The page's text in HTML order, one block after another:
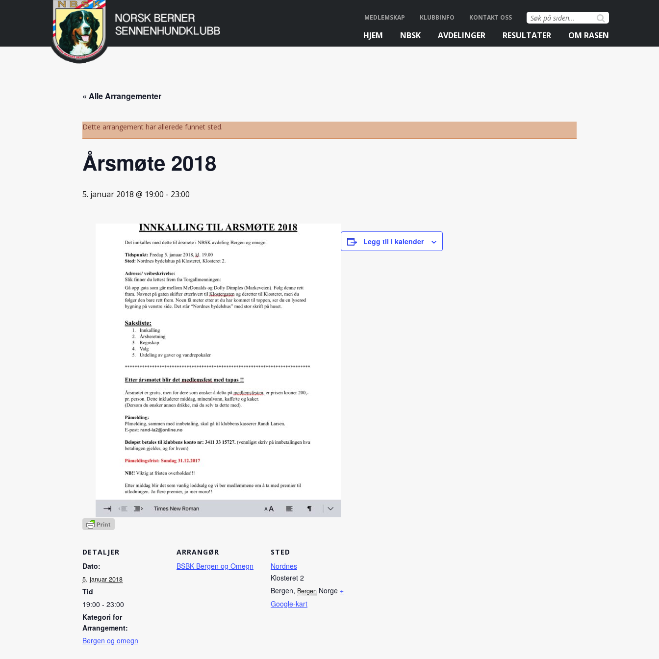
Norsk
Berner
Søk
etter:
MEDLEMSKAP KLUBBINFO KONTAKT OSS
HJEM NBSK AVDELINGER RESULTATER OM RASEN
« Alle Arrangementer
Dette arrangement har allerede funnet sted.
Årsmøte 2018
5. januar 2018 @ 19:00 - 23:00
Legg til i kalender
DETALJER
Dato:
5. januar 2018
Tid
19:00 - 23:00
Kategori for
Arrangement:
Bergen og omegn
ARRANGØR
BSBK Bergen og Omegn
STED
Nordnes
Klosteret 2
Bergen, Bergen Norge +
Google-kart